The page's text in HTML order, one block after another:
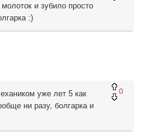
и зубило просто
:)
0
уже лет 5 как
ни разу, болгарка и